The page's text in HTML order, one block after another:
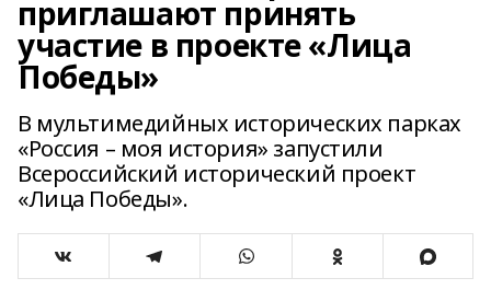
приглашают принять
участие в проекте «Лица
Победы»
В мультимедийных исторических парках
«Россия – моя история» запустили
Всероссийский исторический проект
«Лица Победы».